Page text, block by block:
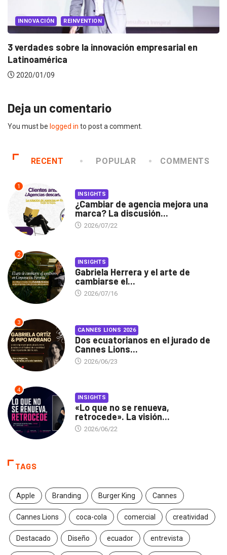
INNOVACIÓN REINVENTION
3 verdades sobre la innovación empresarial en
Latinoamérica
2020/01/09
Deja un comentario
You must be logged in to post a comment.
RECENT POPULAR COMMENTS
1
INSIGHTS
¿Cambiar de agencia mejora una
marca? La discusión...
2026/07/22
2
INSIGHTS
Gabriela Herrera y el arte de
cambiarse el...
2026/07/16
3
CANNES LIONS 2026
Dos ecuatorianos en el jurado de
Cannes Lions...
2026/06/23
4
INSIGHTS
«Lo que no se renueva,
retrocede». La visión...
2026/06/22
TAGS
Apple Branding Burger King Cannes
Cannes Lions coca-cola comercial creatividad
Destacado Diseño ecuador entrevista